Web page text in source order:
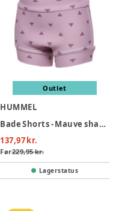
Outlet
HUMMEL
Bade Shorts - Mauve shadow
137,97 kr.
Før229,95 kr.
Lagerstatus